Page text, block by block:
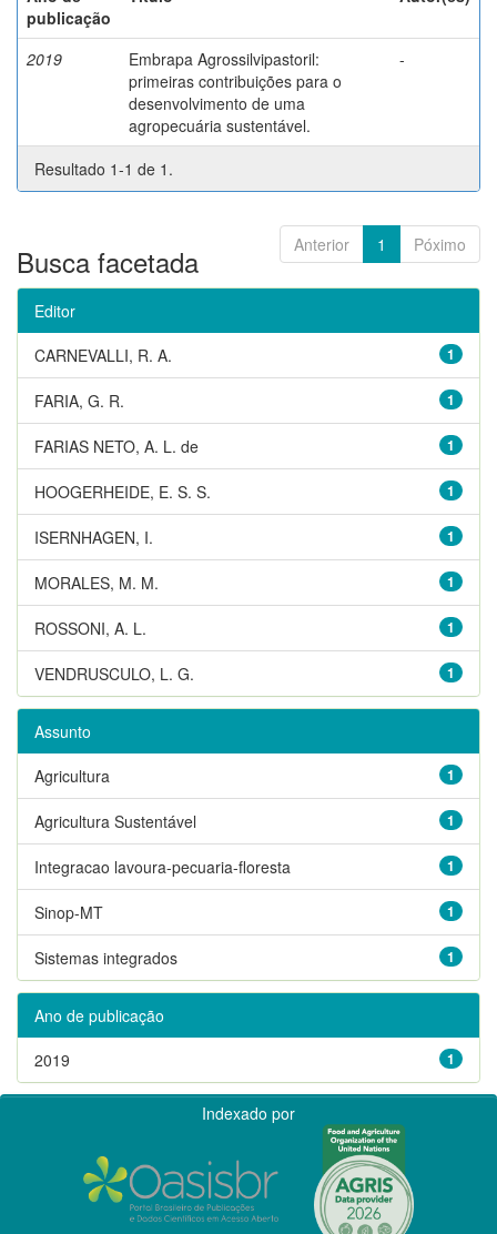
publicação
2019
Embrapa Agrossilvipastoril:
primeiras contribuições para o
desenvolvimento de uma
agropecuária sustentável.
-
Resultado 1-1 de 1.
Anterior 1 Póximo
Busca facetada
Editor
1
CARNEVALLI, R. A.
1
FARIA, G. R.
1
FARIAS NETO, A. L. de
1
HOOGERHEIDE, E. S. S.
1
ISERNHAGEN, I.
1
MORALES, M. M.
1
ROSSONI, A. L.
1
VENDRUSCULO, L. G.
Assunto
1
Agricultura
1
Agricultura Sustentável
1
Integracao lavoura-pecuaria-floresta
1
Sinop-MT
1
Sistemas integrados
Ano de publicação
1
2019
Indexado por